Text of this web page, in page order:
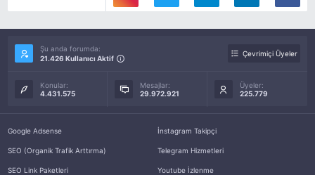
Şu anda forumda:
21.426 Kullanıcı Aktif
Çevrimiçi Üyeler
Konular:
4.431.575
Mesajlar:
29.972.921
Üyeler:
225.779
Google Adsense
SEO (Organik Trafik Arttırma)
SEO Link Paketleri
İnstagram Takipçi
Telegram Hizmetleri
Youtube İzlenme